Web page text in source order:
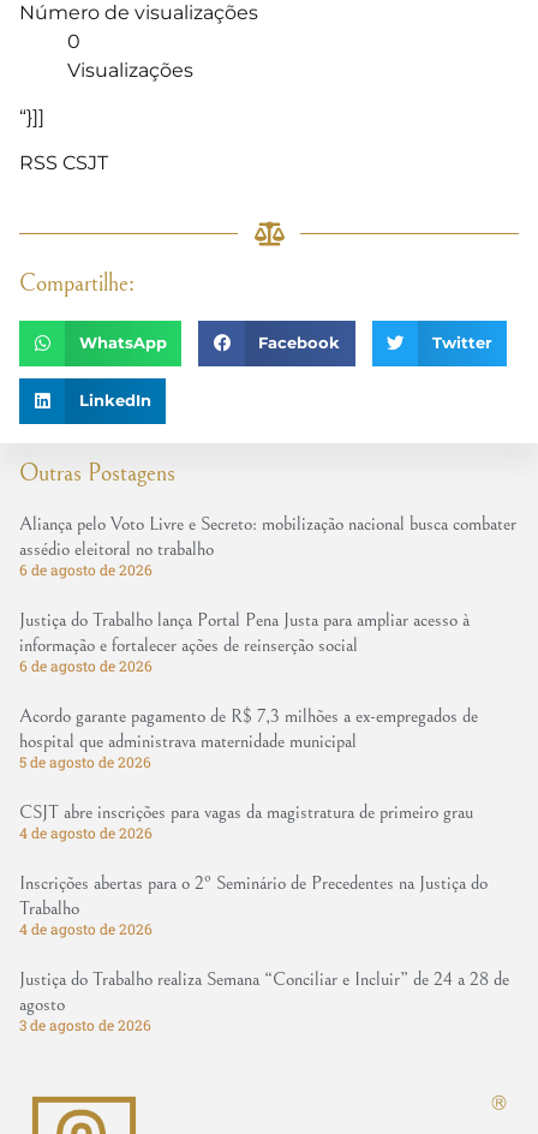
Outras Postagens
Aliança pelo Voto Livre e Secreto: mobilização nacional busca combater
assédio eleitoral no trabalho
6 de agosto de 2026
Justiça do Trabalho lança Portal Pena Justa para ampliar acesso à
informação e fortalecer ações de reinserção social
6 de agosto de 2026
Acordo garante pagamento de R$ 7,3 milhões a ex-empregados de
hospital que administrava maternidade municipal
5 de agosto de 2026
CSJT abre inscrições para vagas da magistratura de primeiro grau
4 de agosto de 2026
Inscrições abertas para o 2º Seminário de Precedentes na Justiça do
Trabalho
4 de agosto de 2026
Justiça do Trabalho realiza Semana “Conciliar e Incluir” de 24 a 28 de
agosto
3 de agosto de 2026
Número de visualizações
0
Visualizações
“}]]
RSS CSJT
Compartilhe:
WhatsApp Facebook Twitter
LinkedIn